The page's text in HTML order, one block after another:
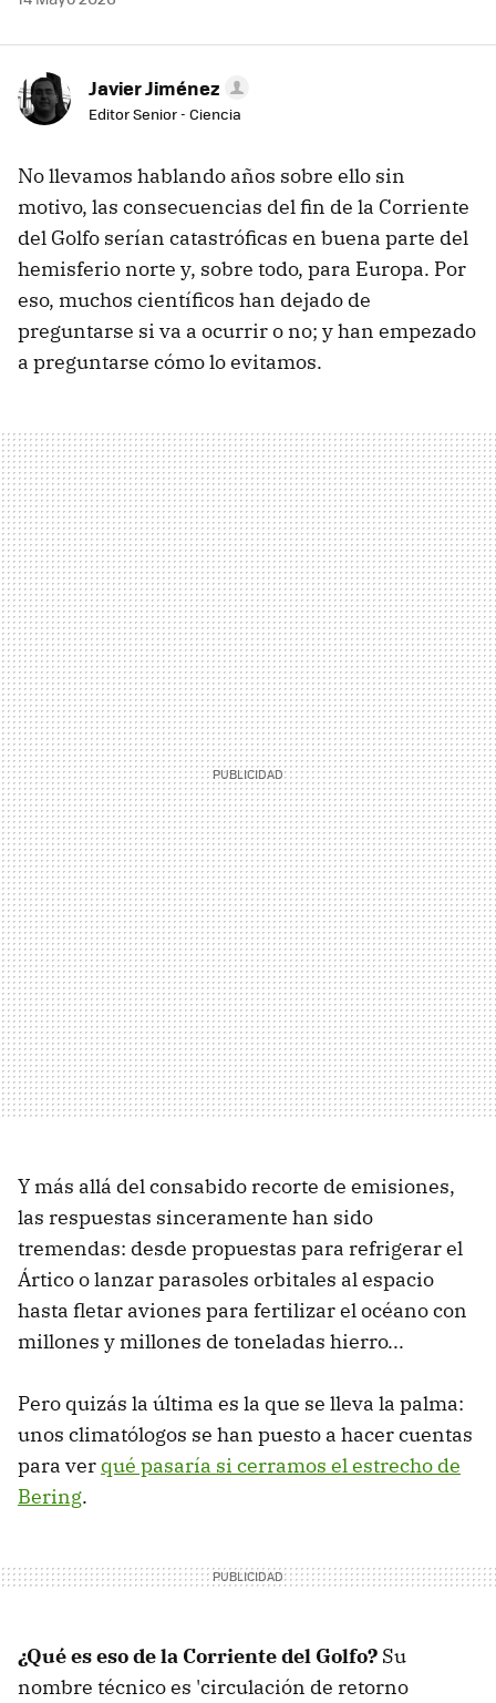
Javier Jiménez
Editor Senior - Ciencia
No llevamos hablando años sobre ello sin
motivo, las consecuencias del fin de la Corriente
del Golfo serían catastróficas en buena parte del
hemisferio norte y, sobre todo, para Europa. Por
eso, muchos científicos han dejado de
preguntarse si va a ocurrir o no; y han empezado
a preguntarse cómo lo evitamos.
Y más allá del consabido recorte de emisiones,
las respuestas sinceramente han sido
tremendas: desde propuestas para refrigerar el
Ártico o lanzar parasoles orbitales al espacio
hasta fletar aviones para fertilizar el océano con
millones y millones de toneladas hierro...
Pero quizás la última es la que se lleva la palma:
unos climatólogos se han puesto a hacer cuentas
para ver qué pasaría si cerramos el estrecho de
Bering.
¿Qué es eso de la Corriente del Golfo? Su
nombre técnico es 'circulación de retorno